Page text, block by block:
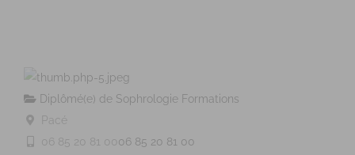
Diplômé(e) de Sophrologie Formations
Pacé
06 85 20 81 0006 85 20 81 00